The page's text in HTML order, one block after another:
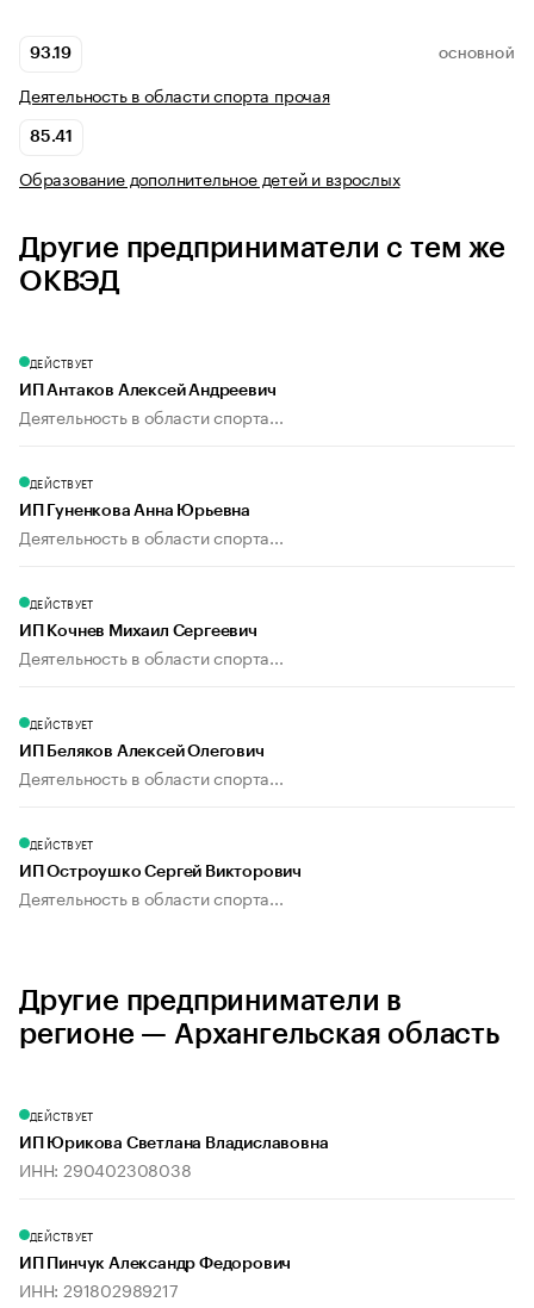
93.19 ОСНОВНОЙ
Деятельность в области спорта прочая
85.41
Образование дополнительное детей и взрослых
Другие предприниматели с тем же
ОКВЭД
ДЕЙСТВУЕТ
ИП Антаков Алексей Андреевич
Деятельность в области спорта...
ДЕЙСТВУЕТ
ИП Гуненкова Анна Юрьевна
Деятельность в области спорта...
ДЕЙСТВУЕТ
ИП Кочнев Михаил Сергеевич
Деятельность в области спорта...
ДЕЙСТВУЕТ
ИП Беляков Алексей Олегович
Деятельность в области спорта...
ДЕЙСТВУЕТ
ИП Остроушко Сергей Викторович
Деятельность в области спорта...
Другие предприниматели в
регионе — Архангельская область
ДЕЙСТВУЕТ
ИП Юрикова Светлана Владиславовна
ИНН: 290402308038
ДЕЙСТВУЕТ
ИП Пинчук Александр Федорович
ИНН: 291802989217